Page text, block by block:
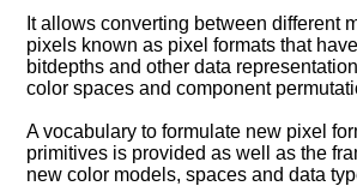
It allows converting between different
pixels known as pixel formats that
bitdepths and other data
color spaces and component
A vocabulary to formulate new pixel
primitives is provided as well as the
new color models, spaces and data